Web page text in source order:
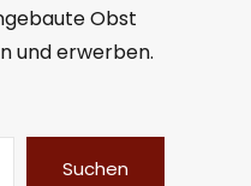
Obst
und erwerben.
Suchen